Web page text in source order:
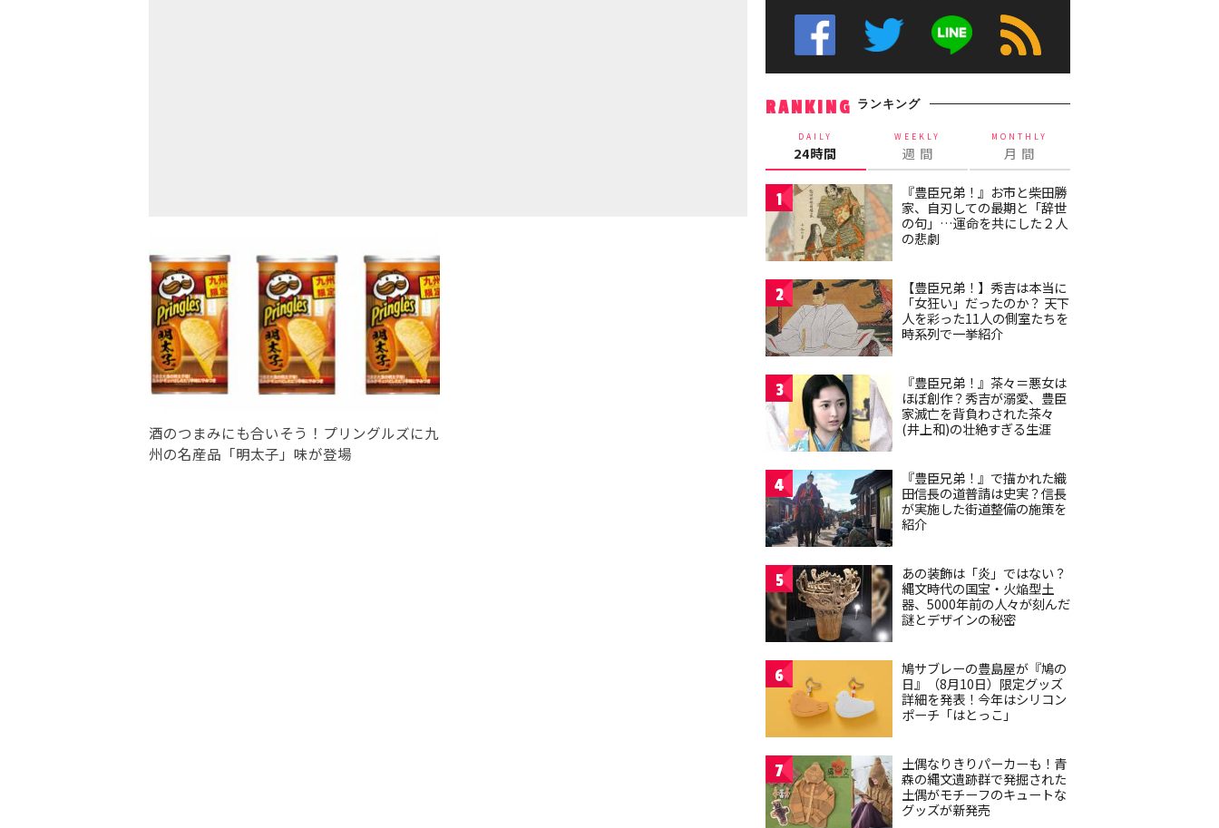
酒のつまみにも合いそう！プリングルズに九
州の名産品「明太子」味が登場
RANKING ランキング
DAILY
24時間
WEEKLY
週 間
MONTHLY
月 間
1
『豊臣兄弟！』お市と柴田勝
家、自刃しての最期と「辞世
の句」…運命を共にした２人
の悲劇
2
【豊臣兄弟！】秀吉は本当に
「女狂い」だったのか？ 天下
人を彩った11人の側室たちを
時系列で一挙紹介
3
『豊臣兄弟！』茶々＝悪女は
ほぼ創作？秀吉が溺愛、豊臣
家滅亡を背負わされた茶々
(井上和)の壮絶すぎる生涯
4
『豊臣兄弟！』で描かれた織
田信長の道普請は史実？信長
が実施した街道整備の施策を
紹介
5
あの装飾は「炎」ではない？
縄文時代の国宝・火焔型土
器、5000年前の人々が刻んだ
謎とデザインの秘密
6
鳩サブレーの豊島屋が『鳩の
日』（8月10日）限定グッズ
詳細を発表！今年はシリコン
ポーチ「はとっこ」
7
土偶なりきりパーカーも！青
森の縄文遺跡群で発掘された
土偶がモチーフのキュートな
グッズが新発売